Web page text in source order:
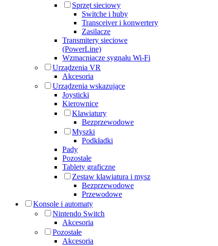
Sprzęt sieciowy
Switche i huby
Transceiver i konwertery
Zasilacze
Transmitery sieciowe
(PowerLine)
Wzmacniacze sygnału Wi-Fi
Urządzenia VR
Akcesoria
Urządzenia wskazujące
Joysticki
Kierownice
Klawiatury
Bezprzewodowe
Myszki
Podkładki
Pady
Pozostałe
Tablety graficzne
Zestaw klawiatura i mysz
Bezprzewodowe
Przewodowe
Konsole i automaty
Nintendo Switch
Akcesoria
Pozostałe
Akcesoria